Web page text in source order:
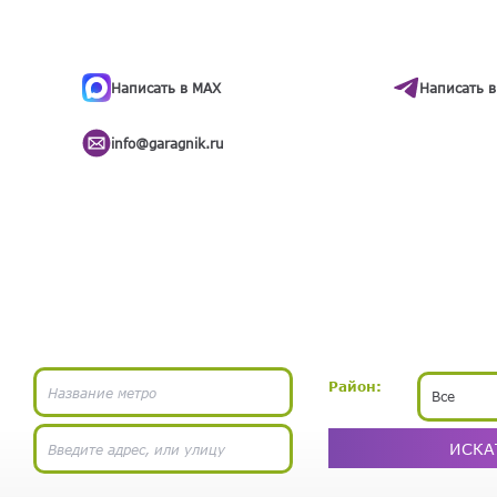
Написать в MAX Написать
info@garagnik.ru
Район:
Все